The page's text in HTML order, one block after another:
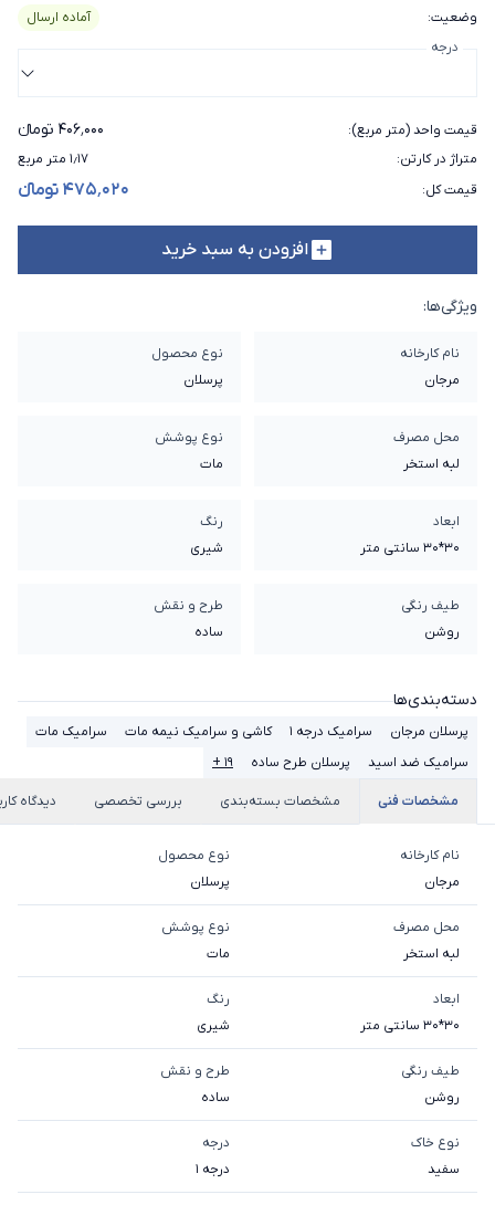
وضعیت:
آماده ارسال
درجه
قیمت واحد (متر مربع): ۴۰۶٬۰۰۰ تومانء
متراژ در کارتن:
۱٫۱۷ متر مربع
قیمت کل: ۴۷۵٬۰۲۰ تومانء
افزودن به سبد خرید
ویژگی‌ها:
نام کارخانه
مرجان
نوع محصول
پرسلان
محل مصرف
لبه استخر
نوع پوشش
مات
ابعاد
30*30 سانتی متر
رنگ
شیری
طیف رنگی
روشن
طرح و نقش
ساده
دسته‌بندی‌ها
پرسلان مرجان سرامیک درجه 1 کاشی و سرامیک نیمه مات
سرامیک مات
سرامیک ضد اسید
پرسلان طرح ساده ۱۹ +
مشخصات فنی مشخصات بسته‌بندی بررسی تخصصی دیدگاه
نام کارخانه
مرجان
نوع محصول
پرسلان
محل مصرف
لبه استخر
نوع پوشش
مات
ابعاد
30*30 سانتی متر
رنگ
شیری
طیف رنگی
روشن
طرح و نقش
ساده
نوع خاک
سفيد
درجه
درجه 1